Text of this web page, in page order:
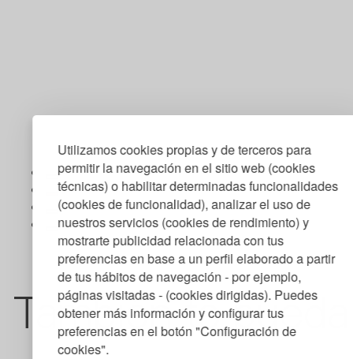
Utilizamos cookies propias y de terceros para
permitir la navegación en el sitio web (cookies
técnicas) o habilitar determinadas funcionalidades
(cookies de funcionalidad), analizar el uso de
nuestros servicios (cookies de rendimiento) y
mostrarte publicidad relacionada con tus
preferencias en base a un perfil elaborado a partir
de tus hábitos de navegación - por ejemplo,
páginas visitadas - (cookies dirigidas). Puedes
obtener más información y configurar tus
preferencias en el botón "Configuración de
cookies".
También te